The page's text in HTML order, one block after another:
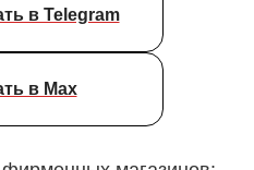
в Telegram
в Max